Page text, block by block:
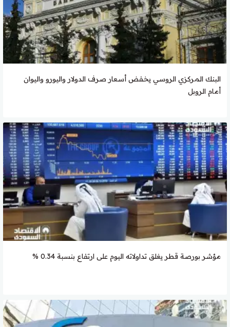
البنك المركزي الروسي يخفض أسعار صرف الدولار واليورو واليوان
أمام الروبل
مؤشر بورصة قطر يغلق تداولاته اليوم على ارتفاع بنسبة 0.34 %